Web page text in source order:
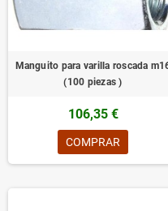
Manguito para varilla roscada
(100 piezas )
106,35 €
COMPRAR